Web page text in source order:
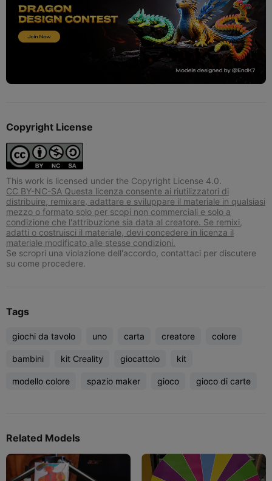
Copyright License
This work is licensed under the Copyright License 4.0.
CC BY-NC-SA Questa licenza consente ai riutilizzatori di
distribuire, remixare, adattare e sviluppare il materiale in qualsiasi
mezzo o formato solo per scopi non commerciali e solo a
condizione che l'attribuzione sia data al creatore. Se remixi,
adatti o costruisci il materiale, devi concedere in licenza il
materiale modificato alle stesse condizioni.
Se scropri una violazione dell'accordo, contattaci per discutere
su come procedere.
Tags
giochi da tavolo uno carta creatore colore
bambini kit Creality giocattolo kit
modello colore spazio maker gioco gioco di carte
Related Models